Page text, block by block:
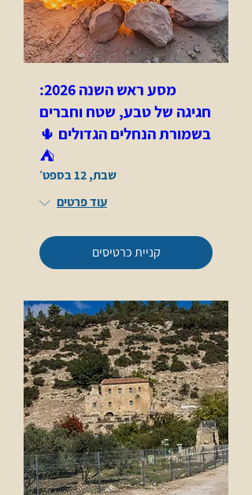
מסע ראש השנה 2026:
חגיגה של טבע, שטח וחברים
בשמורת הנחלים הגדולים 🌵
⛺
שבת, 12 בספט׳
עוד פרטים
קניית כרטיסים